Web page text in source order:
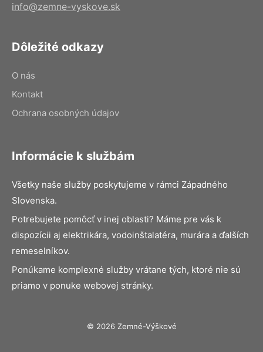
info@zemne-vyskove.sk
Dôležité odkazy
O nás
Kontakt
Ochrana osobných údajov
Informácie k službám
Všetky naše služby poskytujeme v rámci Západného
Slovenska.
Potrebujete pomôcť v inej oblasti? Máme pre vás k
dispozícii aj elektrikára, vodoinštalatéra, murára a ďalších
remeselníkov.
Ponúkame komplexné služby vrátane tých, ktoré nie sú
priamo v ponuke webovej stránky.
© 2026 Zemné-Výškové